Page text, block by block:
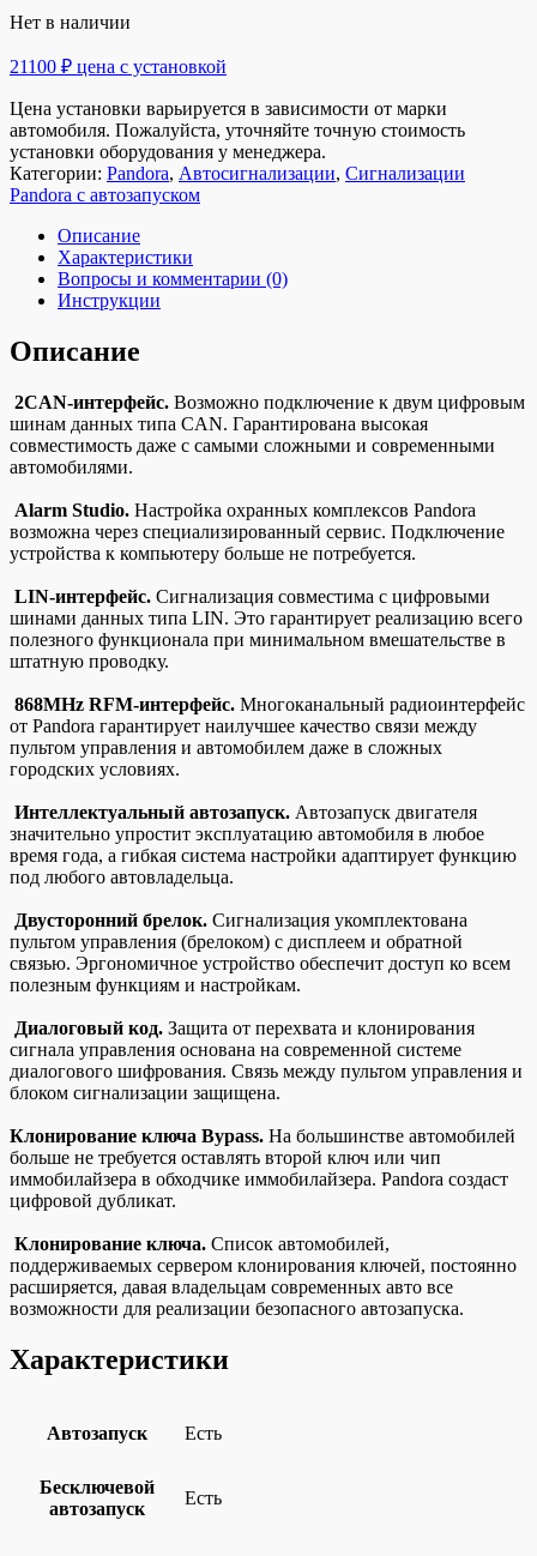
Нет в наличии
21100 ₽ цена с установкой
Цена установки варьируется в зависимости от марки
автомобиля. Пожалуйста, уточняйте точную стоимость
установки оборудования у менеджера.
Категории: Pandora, Автосигнализации, Сигнализации
Pandora с автозапуском
Описание
Характеристики
Вопросы и комментарии (0)
Инструкции
Описание
2CAN-интерфейс. Возможно подключение к двум цифровым
шинам данных типа CAN. Гарантирована высокая
совместимость даже с самыми сложными и современными
автомобилями.
Alarm Studio. Настройка охранных комплексов Pandora
возможна через специализированный сервис. Подключение
устройства к компьютеру больше не потребуется.
LIN-интерфейс. Сигнализация совместима с цифровыми
шинами данных типа LIN. Это гарантирует реализацию всего
полезного функционала при минимальном вмешательстве в
штатную проводку.
868MHz RFM-интерфейс. Многоканальный радиоинтерфейс
от Pandora гарантирует наилучшее качество связи между
пультом управления и автомобилем даже в сложных
городских условиях.
Интеллектуальный автозапуск. Автозапуск двигателя
значительно упростит эксплуатацию автомобиля в любое
время года, а гибкая система настройки адаптирует функцию
под любого автовладельца.
Двусторонний брелок. Сигнализация укомплектована
пультом управления (брелоком) с дисплеем и обратной
связью. Эргономичное устройство обеспечит доступ ко всем
полезным функциям и настройкам.
Диалоговый код. Защита от перехвата и клонирования
сигнала управления основана на современной системе
диалогового шифрования. Связь между пультом управления и
блоком сигнализации защищена.
Клонирование ключа Bypass. На большинстве автомобилей
больше не требуется оставлять второй ключ или чип
иммобилайзера в обходчике иммобилайзера. Pandora создаст
цифровой дубликат.
Клонирование ключа. Список автомобилей,
поддерживаемых сервером клонирования ключей, постоянно
расширяется, давая владельцам современных авто все
возможности для реализации безопасного автозапуска.
Характеристики
Автозапуск Есть
Бесключевой
автозапуск
Есть